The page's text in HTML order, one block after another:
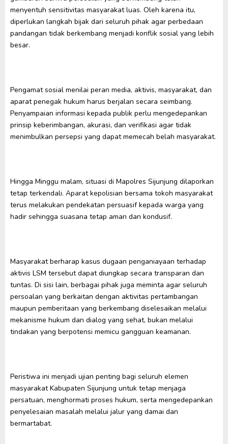
menyentuh sensitivitas masyarakat luas. Oleh karena itu,
diperlukan langkah bijak dari seluruh pihak agar perbedaan
pandangan tidak berkembang menjadi konflik sosial yang lebih
besar.
Pengamat sosial menilai peran media, aktivis, masyarakat, dan
aparat penegak hukum harus berjalan secara seimbang.
Penyampaian informasi kepada publik perlu mengedepankan
prinsip keberimbangan, akurasi, dan verifikasi agar tidak
menimbulkan persepsi yang dapat memecah belah masyarakat.
Hingga Minggu malam, situasi di Mapolres Sijunjung dilaporkan
tetap terkendali. Aparat kepolisian bersama tokoh masyarakat
terus melakukan pendekatan persuasif kepada warga yang
hadir sehingga suasana tetap aman dan kondusif.
Masyarakat berharap kasus dugaan penganiayaan terhadap
aktivis LSM tersebut dapat diungkap secara transparan dan
tuntas. Di sisi lain, berbagai pihak juga meminta agar seluruh
persoalan yang berkaitan dengan aktivitas pertambangan
maupun pemberitaan yang berkembang diselesaikan melalui
mekanisme hukum dan dialog yang sehat, bukan melalui
tindakan yang berpotensi memicu gangguan keamanan.
Peristiwa ini menjadi ujian penting bagi seluruh elemen
masyarakat Kabupaten Sijunjung untuk tetap menjaga
persatuan, menghormati proses hukum, serta mengedepankan
penyelesaian masalah melalui jalur yang damai dan
bermartabat.